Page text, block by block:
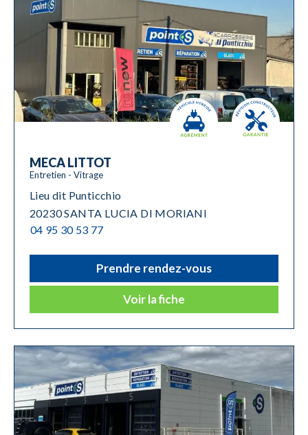
MECA LITTOT
Entretien - Vitrage
Lieu dit Punticchio
20230 SANTA LUCIA DI MORIANI
04 95 30 53 77
Prendre rendez-vous
Voir la fiche